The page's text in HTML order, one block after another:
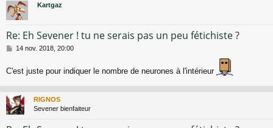
Kartgaz
Re: Eh Sevener ! tu ne serais pas un peu fétichiste ?
M
s
e
14 nov. 2018, 20:00
C'est juste pour indiquer le nombre de neurones à l'intérieur
RIGNOS
Sevener bienfaiteur